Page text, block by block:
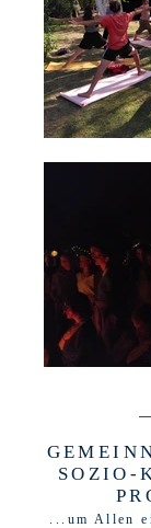
SOZIO-
...um Allen